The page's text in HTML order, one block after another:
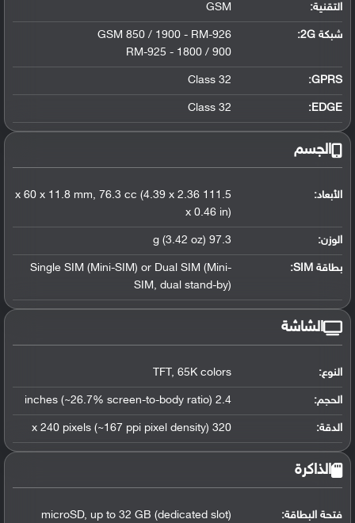
التقنية: GSM
شبكة 2G:
GSM 850 / 1900 - RM-926
900 / 1800 - RM-925
GPRS:
Class 32
EDGE:
Class 32
الجسم
الأبعاد:
111.5 x 60 x 11.8 mm, 76.3 cc (4.39 x 2.36
x 0.46 in)
الوزن: 97.3 g (3.42 oz)
بطاقة SIM:
Single SIM (Mini-SIM) or Dual SIM (Mini-
SIM, dual stand-by)
الشاشة
النوع: TFT, 65K colors
الحجم: 2.4 inches (~26.7% screen-to-body ratio)
الدقة: 320 x 240 pixels (~167 ppi pixel density)
الذاكرة
فتحة البطاقة: microSD, up to 32 GB (dedicated slot)